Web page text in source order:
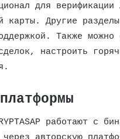
для верификации
карты. Другие
Также можно
настроить
работают с